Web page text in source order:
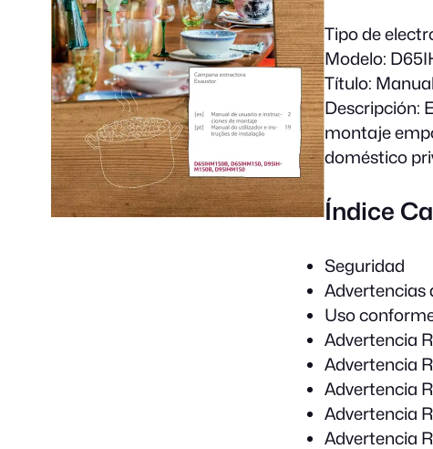
Tipo de
Modelo:
Título:
Descripción:
montaje
doméstico
Índice
Seguridad
Advertencias
Uso
Advertencia
Advertencia
Advertencia
Advertencia
Advertencia